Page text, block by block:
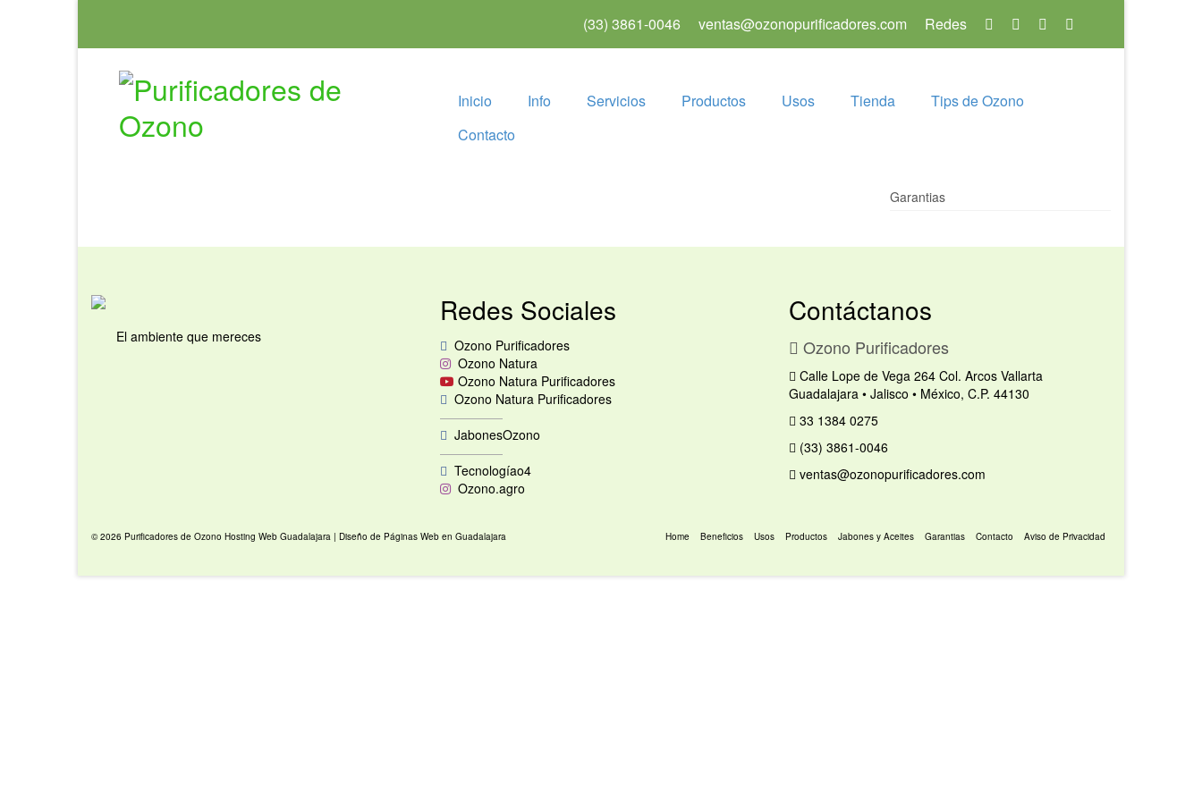
(33) 3861-0046 ventas@ozonopurificadores.com Redes
Inicio Info Servicios Productos Usos Tienda
Tips de Ozono
Contacto
Garantias
El ambiente que mereces
Redes Sociales
Ozono Purificadores
Ozono Natura
Ozono Natura Purificadores
Ozono Natura Purificadores
—————
JabonesOzono
—————
Tecnologíao4
Ozono.agro
Contáctanos
Ozono Purificadores
Calle Lope de Vega 264 Col. Arcos Vallarta
Guadalajara • Jalisco • México, C.P. 44130
33 1384 0275
(33) 3861-0046
ventas@ozonopurificadores.com
Home Beneficios Usos Productos Jabones y Aceites Garantias Contacto Aviso de Privacidad
© 2026 Purificadores de Ozono Hosting Web Guadalajara | Diseño de Páginas Web en Guadalajara